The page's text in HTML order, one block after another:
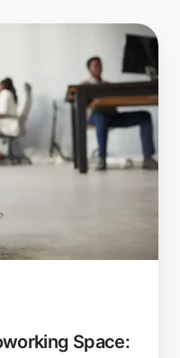
Space: